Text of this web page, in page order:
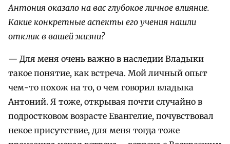
Антония оказало на вас глубокое личное влияние.
Какие конкретные аспекты его учения нашли
отклик в вашей жизни?
— Для меня очень важно в наследии Владыки
такое понятие, как встреча. Мой личный опыт
чем-то похож на то, о чем говорил владыка
Антоний. Я тоже, открывая почти случайно в
подростковом возрасте Евангелие, почувствовал
некое присутствие, для меня тогда тоже